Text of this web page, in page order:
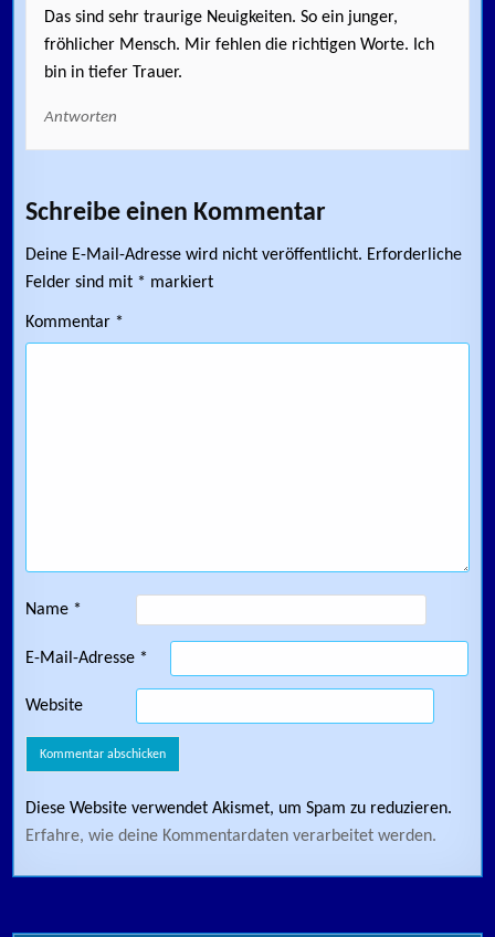
Das sind sehr traurige Neuigkeiten. So ein junger,
fröhlicher Mensch. Mir fehlen die richtigen Worte. Ich
bin in tiefer Trauer.
Antworten
Schreibe einen Kommentar
Deine E-Mail-Adresse wird nicht veröffentlicht. Erforderliche
Felder sind mit * markiert
Kommentar *
Name *
E-Mail-Adresse *
Website
Diese Website verwendet Akismet, um Spam zu reduzieren.
Erfahre, wie deine Kommentardaten verarbeitet werden.